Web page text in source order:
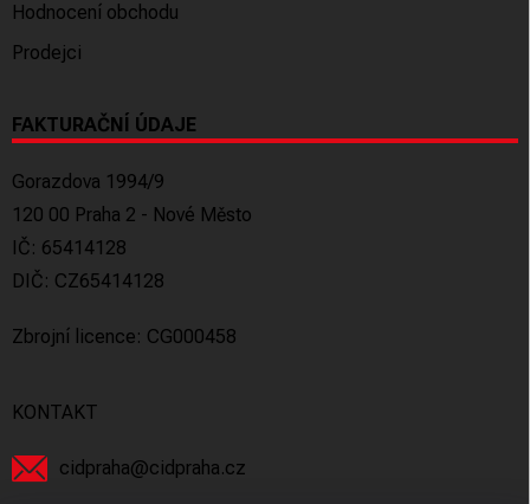
Hodnocení obchodu
Prodejci
FAKTURAČNÍ ÚDAJE
Gorazdova 1994/9
120 00 Praha 2 - Nové Město
IČ: 65414128
DIČ: CZ65414128
Zbrojní licence: CG000458
KONTAKT
cidpraha@cidpraha.cz